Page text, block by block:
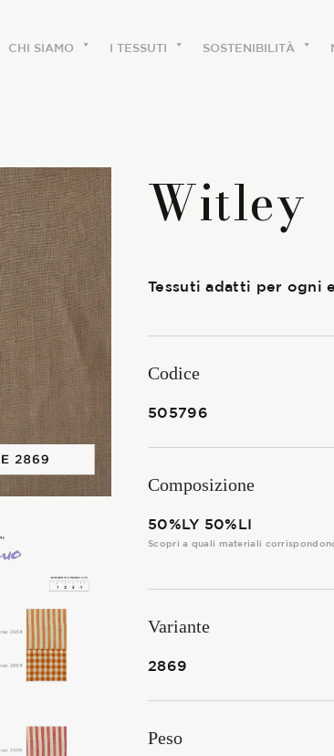
CHI SIAMO I TESSUTI SOSTENIBILITÀ
Witley
Tessuti adatti per ogni
Codice
505796
Composizione
50%LY 50%LI
Scopri a quali materiali
Variante
2869
Peso
CHI SIAMO
Le etichette
La nostra storia
Lavora con noi
Share our fabrics
I TESSUTI
La Stagione Autunno/Inverno
Le sotto-collezioni
Le caratteristiche